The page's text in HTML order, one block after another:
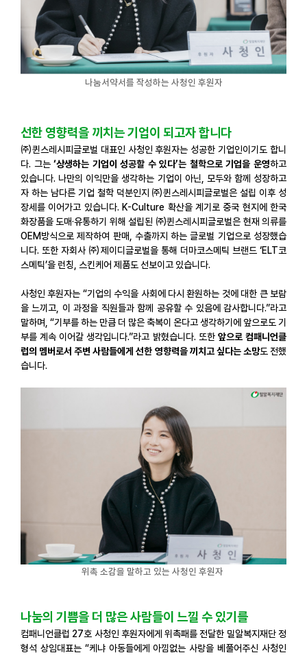
나눔서약서를 작성하는 사청인 후원자
선한 영향력을 끼치는 기업이 되고자 합니다
㈜퀸스레시피글로벌 대표인 사청인 후원자는 성공한 기업인이기도 합니
다. 그는‘상생하는 기업이 성공할 수 있다’는 철학으로 기업을 운영하고
있습니다. 나만의 이익만을 생각하는 기업이 아닌, 모두와 함께 성장하고
자 하는 남다른 기업 철학 덕분인지 ㈜퀸스레시피글로벌은 설립 이후 성
장세를 이어가고 있습니다. K-Culture 확산을 계기로 중국 현지에 한국
화장품을 도매·유통하기 위해 설립된 ㈜퀸스레시피글로벌은 현재 의류를
OEM방식으로 제작하여 판매, 수출까지 하는 글로벌 기업으로 성장했습
니다. 또한 자회사 ㈜제이디글로벌을 통해 더마코스메틱 브랜드 ‘ELT코
스메틱’을 런칭, 스킨케어 제품도 선보이고 있습니다.
사청인 후원자는 “기업의 수익을 사회에 다시 환원하는 것에 대한 큰 보람
을 느끼고, 이 과정을 직원들과 함께 공유할 수 있음에 감사합니다.”라고
말하며, “기부를 하는 만큼 더 많은 축복이 온다고 생각하기에 앞으로도 기
부를 계속 이어갈 생각입니다.”라고 밝혔습니다. 또한앞으로 컴패니언클
럽의 멤버로서 주변 사람들에게 선한 영향력을 끼치고 싶다는 소망도 전했
습니다.
위촉 소감을 말하고 있는 사청인 후원자
나눔의 기쁨을 더 많은 사람들이 느낄 수 있기를
컴패니언클럽 27호 사청인 후원자에게 위촉패를 전달한 밀알복지재단 정
형석 상임대표는 “케냐 아동들에게 아낌없는 사랑을 베풀어주신 사청인